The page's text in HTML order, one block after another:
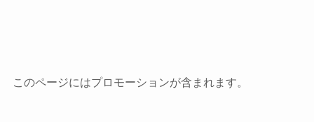
このページにはプロモーションが含まれます。